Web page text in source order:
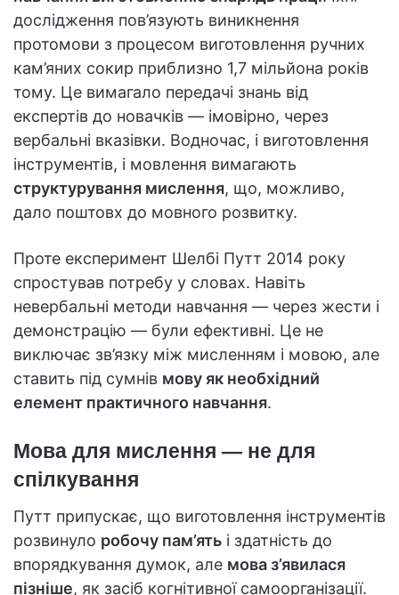
дослідження пов’язують виникнення
протомови з процесом виготовлення ручних
кам’яних сокир приблизно 1,7 мільйона років
тому. Це вимагало передачі знань від
експертів до новачків — імовірно, через
вербальні вказівки. Водночас, і виготовлення
інструментів, і мовлення вимагають
структурування мислення, що, можливо,
дало поштовх до мовного розвитку.
Проте експеримент Шелбі Путт 2014 року
спростував потребу у словах. Навіть
невербальні методи навчання — через жести і
демонстрацію — були ефективні. Це не
виключає зв’язку між мисленням і мовою, але
ставить під сумнів мову як необхідний
елемент практичного навчання.
Мова для мислення — не для
спілкування
Путт припускає, що виготовлення інструментів
розвинуло робочу пам’ять і здатність до
впорядкування думок, але мова з’явилася
пізніше, як засіб когнітивної самоорганізації.